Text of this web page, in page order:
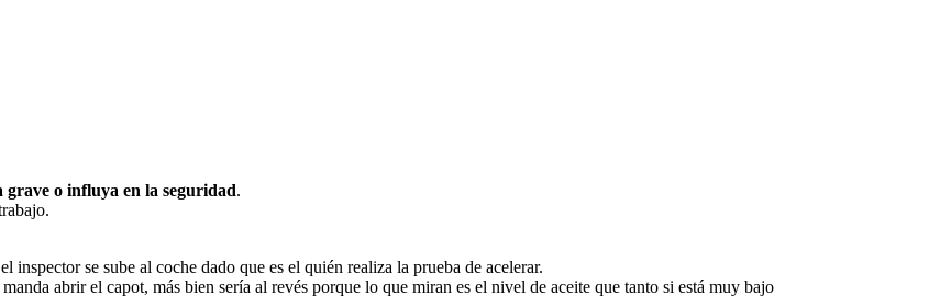
grave o influya en la seguridad.
se sube al coche dado que es el quién realiza la prueba de acelerar.
abrir el capot, más bien sería al revés porque lo que miran es el nivel de aceite que tanto si está muy bajo